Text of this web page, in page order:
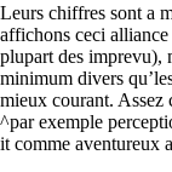
Leurs chiffres sont a
affichons ceci
plupart des imprevu),
minimum divers
mieux courant. Assez
^par exemple
it comme aventureux